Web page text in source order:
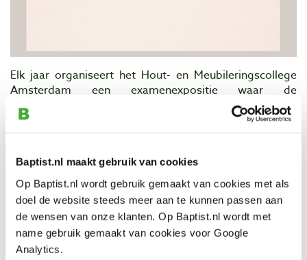
Baptist.nl maakt gebruik van cookies
Op Baptist.nl wordt gebruik gemaakt van cookies met als
doel de website steeds meer aan te kunnen passen aan
de wensen van onze klanten. Op Baptist.nl wordt met
name gebruik gemaakt van cookies voor Google
Analytics.
Elk jaar organiseert het Hout- en Meubileringscollege
Amsterdam een examenexpositie waar de
examenleerlingen hun eindwerkstukken presenteren.
Deze dagen staan altijd bol van feestelijke activiteiten
en zo ook dit jaar. Iedereen is hierbij van harte
2012.Naast de dagen dat de expositie geopend is voor
publiek vindt er ook opmaandag 9 juli 2012een
relatiedag plaats.
Deze relatiedag staat voor inspiratie, ontmoeting,
kennis en gezelligheid. Zowel BPV-bedrijven, oud-
leerlingen en oud-medewerkers als andere relaties van